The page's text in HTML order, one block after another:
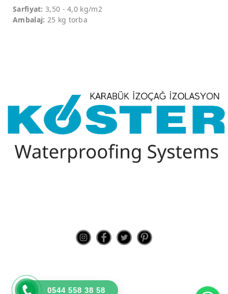
Sarfiyat: 3,50 - 4,0 kg/m2
Ambalaj: 25 kg torba
0544 558 38 58
www.kosterkarabuk.com ©